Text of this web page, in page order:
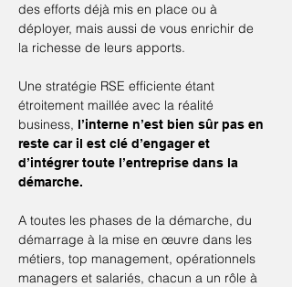
des efforts déjà mis en place ou à
déployer, mais aussi de vous enrichir de
la richesse de leurs apports.
Une stratégie RSE efficiente étant
étroitement maillée avec la réalité
business, l’interne n’est bien sûr pas en
reste car il est clé d’engager et
d’intégrer toute l’entreprise dans la
démarche.
A toutes les phases de la démarche, du
démarrage à la mise en œuvre dans les
métiers, top management, opérationnels
managers et salariés, chacun a un rôle à